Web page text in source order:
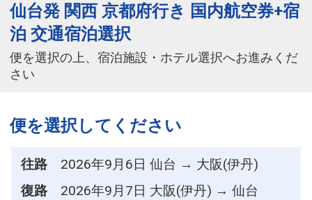
仙台発 関西 京都府行き 国内航空券+宿
泊 交通宿泊選択
便を選択の上、宿泊施設・ホテル選択へお進みくだ
さい
便を選択してください
往路
2026年9月6日 仙台 → 大阪(伊丹)
復路
2026年9月7日 大阪(伊丹) → 仙台